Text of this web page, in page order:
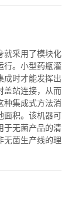
就采用了模块化
。 小型药瓶灌
成时才能发挥出
盖站连接，从而
种集成式方法消
面积。该机器可
于无菌产品的清
无菌生产线的理